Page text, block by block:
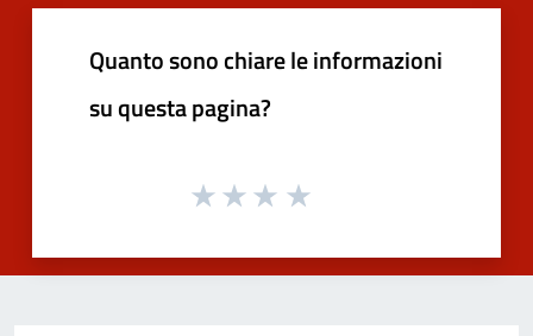
Quanto sono chiare le informazioni
su questa pagina?